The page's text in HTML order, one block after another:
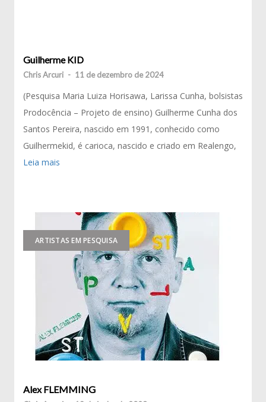
Guilherme KID
Chris Arcuri - 11 de dezembro de 2024
(Pesquisa Maria Luiza Horisawa, Larissa Cunha, bolsistas
Prodocência – Projeto de ensino) Guilherme Cunha dos
Santos Pereira, nascido em 1991, conhecido como
Guilhermekid, é carioca, nascido e criado em Realengo,
Leia mais
ARTISTAS EM PESQUISA
Alex FLEMMING